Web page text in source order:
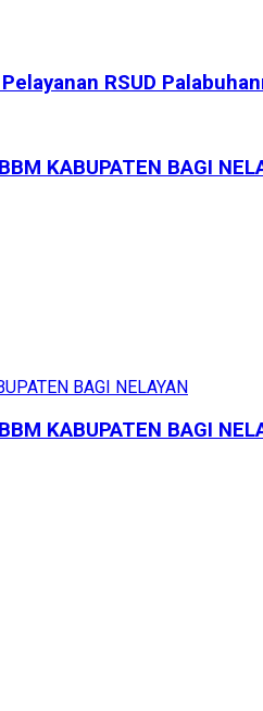
RSUD
KABUPATEN BAGI
KABUPATEN BAGI